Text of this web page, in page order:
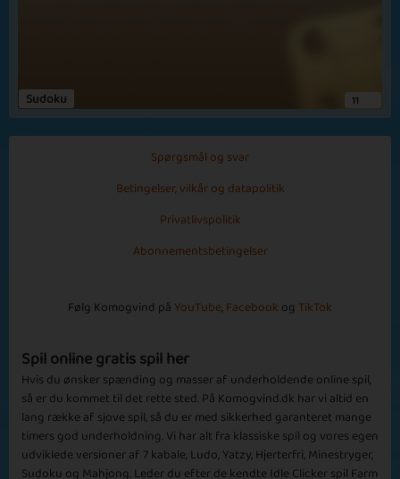
Basic Expert Roman Janelle
Basic Expert
Alexandra
Peter
Episode 14
Bruno2903
Se flere
Sudoku 11
Spørgsmål og svar
Betingelser, vilkår og datapolitik
Privatlivspolitik
Abonnementsbetingelser
Følg Komogvind på YouTube,Facebook og TikTok
Spil online gratis spil her
Hvis du ønsker spænding og masser af underholdende online spil,
så er du kommet til det rette sted. På Komogvind.dk har vi altid en
lang række af sjove spil, så du er med sikkerhed garanteret mange
timers god underholdning. Vi har alt fra klassiske spil og vores egen
udviklede versioner af 7 kabale, Ludo, Yatzy, Hjerterfri, Minestryger,
Sudoku og Mahjong. Leder du efter de kendte Idle Clicker spil Farm